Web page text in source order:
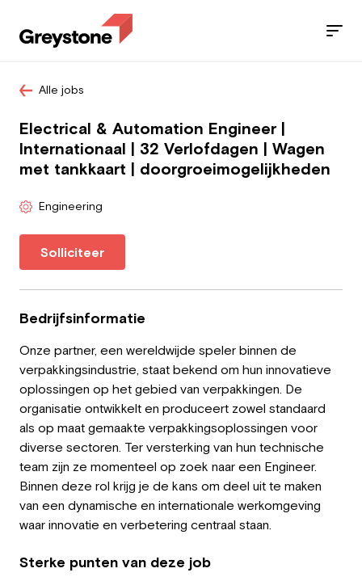
Werkgever
Werken bij Greystone
Over ons
Team
NL
Jobs
Diensten
Sectoren
Alle jobs
Electrical & Automation Engineer |
Internationaal | 32 Verlofdagen | Wagen
met tankkaart | doorgroeimogelijkheden
Engineering
Solliciteer
Bedrijfsinformatie
Onze partner, een wereldwijde speler binnen de
verpakkingsindustrie, staat bekend om hun innovatieve
oplossingen op het gebied van verpakkingen. De
organisatie ontwikkelt en produceert zowel standaard
als op maat gemaakte verpakkingsoplossingen voor
diverse sectoren. Ter versterking van hun technische
team zijn ze momenteel op zoek naar een Engineer.
Binnen deze rol krijg je de kans om deel uit te maken
van een dynamische en internationale werkomgeving
waar innovatie en verbetering centraal staan.
Sterke punten van deze job